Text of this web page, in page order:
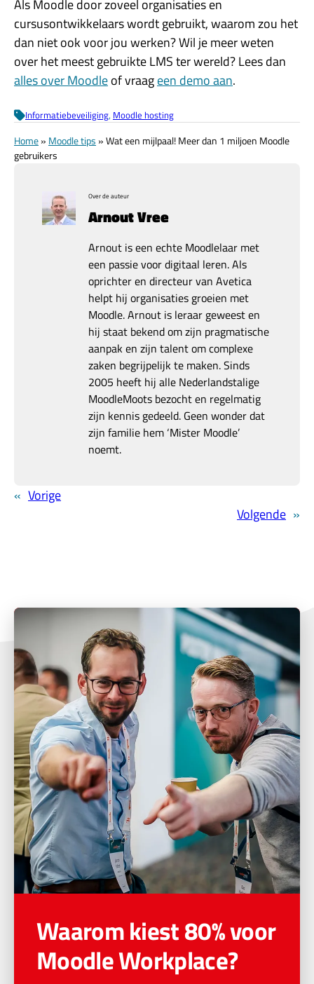
Als Moodle door zoveel organisaties en
cursusontwikkelaars wordt gebruikt, waarom zou het
dan niet ook voor jou werken? Wil je meer weten
over het meest gebruikte LMS ter wereld? Lees dan
alles over Moodleof vraageen demo aan.
Informatiebeveiliging, Moodle hosting
Home»Moodle tips»Wat een mijlpaal! Meer dan 1 miljoen Moodle
gebruikers
Over de auteur
Arnout Vree
Arnout is een echte Moodlelaar met
een passie voor digitaal leren. Als
oprichter en directeur van Avetica
helpt hij organisaties groeien met
Moodle. Arnout is leraar geweest en
hij staat bekend om zijn pragmatische
aanpak en zijn talent om complexe
zaken begrijpelijk te maken. Sinds
2005 heeft hij alle Nederlandstalige
MoodleMoots bezocht en regelmatig
zijn kennis gedeeld. Geen wonder dat
zijn familie hem ‘Mister Moodle’
noemt.
« Vorige
Volgende »
Waarom kiest 80% voor
Moodle Workplace?